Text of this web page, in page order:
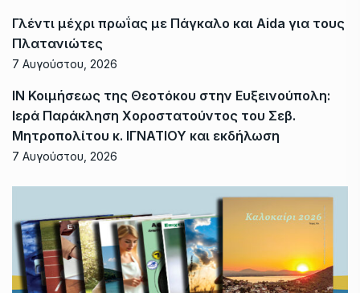
Γλέντι μέχρι πρωΐας με Πάγκαλο και Aida για τους
Πλατανιώτες
7 Αυγούστου, 2026
ΙΝ Κοιμήσεως της Θεοτόκου στην Ευξεινούπολη:
Ιερά Παράκληση Χοροστατούντος του Σεβ.
Μητροπολίτου κ. ΙΓΝΑΤΙΟΥ και εκδήλωση
7 Αυγούστου, 2026